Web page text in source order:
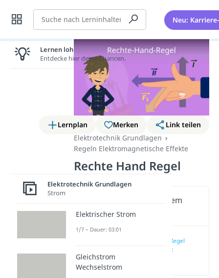
Suche Neu:
Lernplan Merken
Link teilen
Elektrotechnik Grundlagen
Regeln Elektromagnetische Effekte
Rechte Hand Regel
Wichtige Inhalte in diesem
Video
Rechte Hand Regel
einfach erklärt
Lernen lohnt sich!
Entdecke hier deine Chancen.
Elektrotechnik Grundlagen
Strom
Elektrischer Strom
1/7 – Dauer: 03:01
Gleichstrom
Wechselstrom